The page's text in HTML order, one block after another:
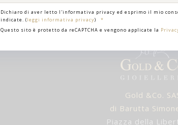
Dichiaro di aver letto l'informativa privacy ed esprimo il mio
indicate. (leggi informativa privacy)
Questo sito è protetto da reCAPTCHA e vengono applicate la
Gold &Co.
di Barutta
Piazza della